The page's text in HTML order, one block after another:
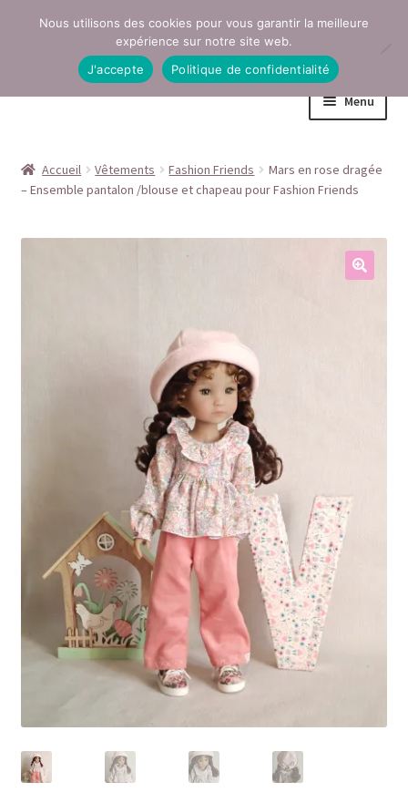
Aller
navigation
Aller
Menu
Conditions générales de vente
Contact
Politique de confidentialité
Politique de cookies (UE)
Validation de la commande
Accueil Vêtements Fashion Friends
Mars en rose dragée
– Ensemble pantalon /blouse et chapeau pour Fashion Friends
Nous utilisons des cookies pour vous garantir la meilleure
expérience sur notre site web.
J'accepte
Politique de confidentialité